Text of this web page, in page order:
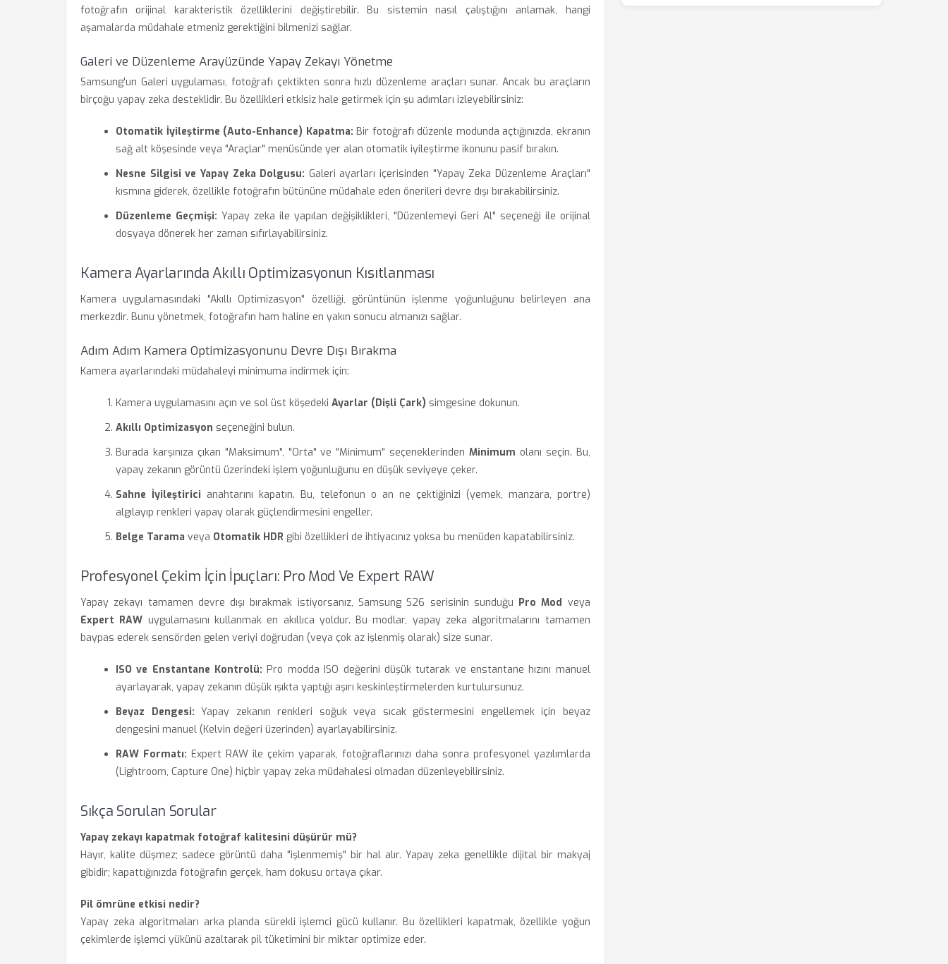
fotoğrafın orijinal karakteristik özelliklerini değiştirebilir. Bu sistemin nasıl çalıştığını anlamak, hangi
aşamalarda müdahale etmeniz gerektiğini bilmenizi sağlar.
Galeri ve Düzenleme Arayüzünde Yapay Zekayı Yönetme
Samsung'un Galeri uygulaması, fotoğrafı çektikten sonra hızlı düzenleme araçları sunar. Ancak bu araçların
birçoğu yapay zeka desteklidir. Bu özellikleri etkisiz hale getirmek için şu adımları izleyebilirsiniz:
Otomatik İyileştirme (Auto-Enhance) Kapatma: Bir fotoğrafı düzenle modunda açtığınızda, ekranın
sağ alt köşesinde veya "Araçlar" menüsünde yer alan otomatik iyileştirme ikonunu pasif bırakın.
Nesne Silgisi ve Yapay Zeka Dolgusu: Galeri ayarları içerisinden "Yapay Zeka Düzenleme Araçları"
kısmına giderek, özellikle fotoğrafın bütününe müdahale eden önerileri devre dışı bırakabilirsiniz.
Düzenleme Geçmişi: Yapay zeka ile yapılan değişiklikleri, "Düzenlemeyi Geri Al" seçeneği ile orijinal
dosyaya dönerek her zaman sıfırlayabilirsiniz.
Kamera Ayarlarında Akıllı Optimizasyonun Kısıtlanması
Kamera uygulamasındaki "Akıllı Optimizasyon" özelliği, görüntünün işlenme yoğunluğunu belirleyen ana
merkezdir. Bunu yönetmek, fotoğrafın ham haline en yakın sonucu almanızı sağlar.
Adım Adım Kamera Optimizasyonunu Devre Dışı Bırakma
Kamera ayarlarındaki müdahaleyi minimuma indirmek için:
Kamera uygulamasını açın ve sol üst köşedeki Ayarlar (Dişli Çark) simgesine dokunun.
Akıllı Optimizasyon seçeneğini bulun.
Burada karşınıza çıkan "Maksimum", "Orta" ve "Minimum" seçeneklerindenMinimum olanı seçin. Bu,
yapay zekanın görüntü üzerindeki işlem yoğunluğunu en düşük seviyeye çeker.
Sahne İyileştirici anahtarını kapatın. Bu, telefonun o an ne çektiğinizi (yemek, manzara, portre)
algılayıp renkleri yapay olarak güçlendirmesini engeller.
Belge Tarama veya Otomatik HDR gibi özellikleri de ihtiyacınız yoksa bu menüden kapatabilirsiniz.
Profesyonel Çekim İçin İpuçları: Pro Mod Ve Expert RAW
Yapay zekayı tamamen devre dışı bırakmak istiyorsanız, Samsung S26 serisinin sunduğu Pro Mod veya
Expert RAW uygulamasını kullanmak en akıllıca yoldur. Bu modlar, yapay zeka algoritmalarını tamamen
baypas ederek sensörden gelen veriyi doğrudan (veya çok az işlenmiş olarak) size sunar.
ISO ve Enstantane Kontrolü: Pro modda ISO değerini düşük tutarak ve enstantane hızını manuel
ayarlayarak, yapay zekanın düşük ışıkta yaptığı aşırı keskinleştirmelerden kurtulursunuz.
Beyaz Dengesi: Yapay zekanın renkleri soğuk veya sıcak göstermesini engellemek için beyaz
dengesini manuel (Kelvin değeri üzerinden) ayarlayabilirsiniz.
RAW Formatı: Expert RAW ile çekim yaparak, fotoğraflarınızı daha sonra profesyonel yazılımlarda
(Lightroom, Capture One) hiçbir yapay zeka müdahalesi olmadan düzenleyebilirsiniz.
Sıkça Sorulan Sorular
Yapay zekayı kapatmak fotoğraf kalitesini düşürür mü?
Hayır, kalite düşmez; sadece görüntü daha "işlenmemiş" bir hal alır. Yapay zeka genellikle dijital bir makyaj
gibidir; kapattığınızda fotoğrafın gerçek, ham dokusu ortaya çıkar.
Pil ömrüne etkisi nedir?
Yapay zeka algoritmaları arka planda sürekli işlemci gücü kullanır. Bu özellikleri kapatmak, özellikle yoğun
çekimlerde işlemci yükünü azaltarak pil tüketimini bir miktar optimize eder.